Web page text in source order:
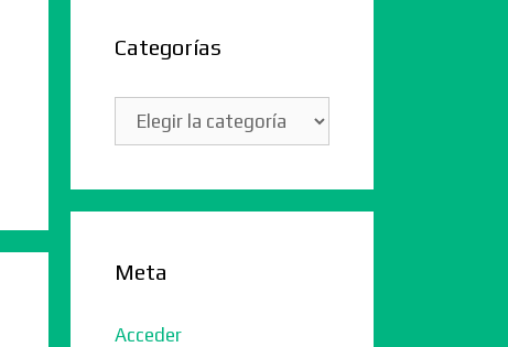
Categorías
Categorías
Meta
Acceder